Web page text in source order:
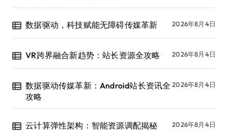
数据驱动，科技赋能无障碍传媒革新 2026年8月4日
VR跨界融合新趋势：站长资源全攻略 2026年8月4日
数据驱动传媒革新：Android站长资讯全
攻略
2026年8月4日
云计算弹性架构：智能资源调配揭秘 2026年8月4日